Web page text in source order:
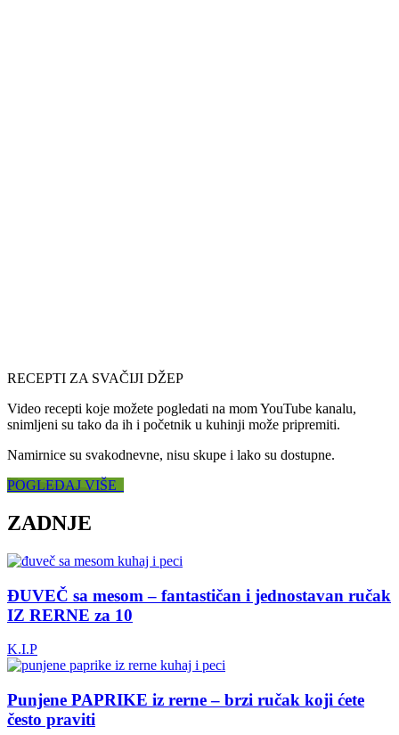
RECEPTI ZA SVAČIJI DŽEP
Video recepti koje možete pogledati na mom YouTube kanalu,
snimljeni su tako da ih i početnik u kuhinji može pripremiti.
Namirnice su svakodnevne, nisu skupe i lako su dostupne.
POGLEDAJ VIŠE
ZADNJE
ĐUVEČ sa mesom – fantastičan i jednostavan ručak
IZ RERNE za 10
K.I.P
Punjene PAPRIKE iz rerne – brzi ručak koji ćete
često praviti